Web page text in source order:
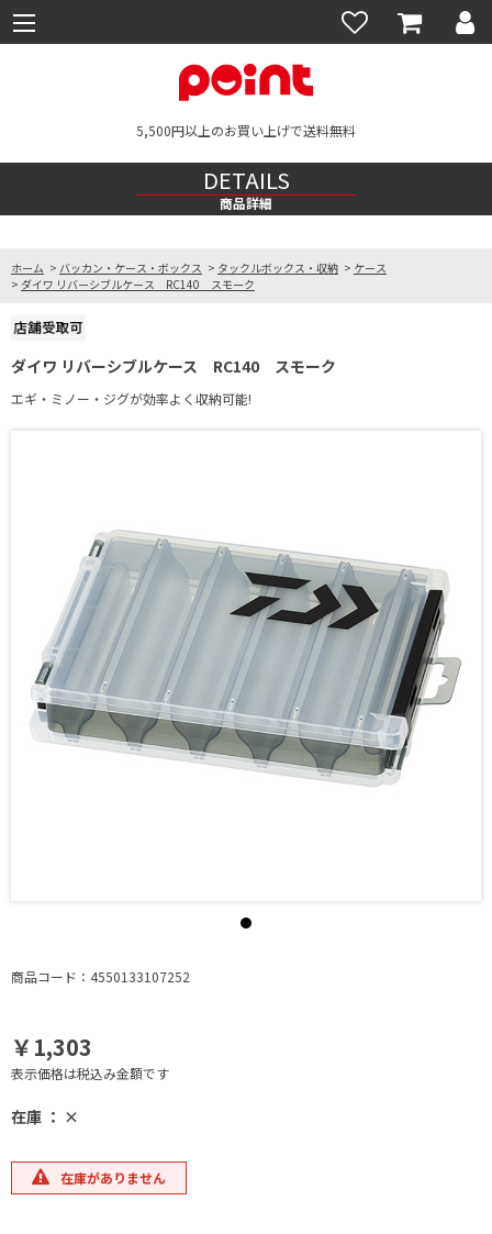
5,500円以上のお買い上げで送料無料
DETAILS
商品詳細
ホーム > バッカン・ケース・ボックス > タックルボックス・収納 > ケース
> ダイワ リバーシブルケース RC140 スモーク
ダイワ リバーシブルケース RC140 スモーク
エギ・ミノー・ジグが効率よく収納可能!
商品コード：4550133107252
￥1,303
表示価格は税込み金額です
在庫 ： ×
在庫がありません